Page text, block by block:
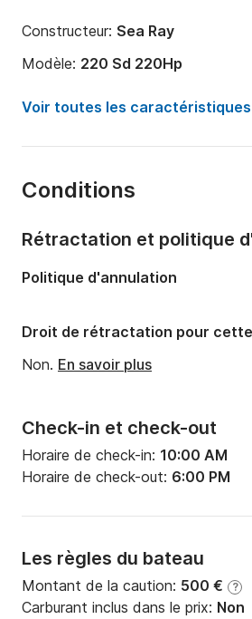
Constructeur: Sea Ray
Modèle: 220 Sd 220Hp
Puissance moteur:
220cv
Capacité à bord:
Voir toutes les caractéristiques
Conditions
Check-in et check-out
Horaire de check-in: 10:00 AM
Horaire de check-out: 6:00 PM
Les règles du bateau
Montant de la caution: 500 € ?
Carburant inclus dans le prix: Non
Rétractation et politique
Politique d'annulation
Droit de rétractation pour
Non. En savoir plus